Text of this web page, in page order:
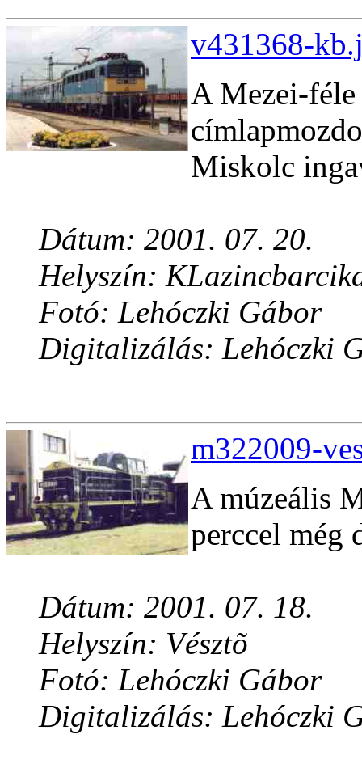
v431368-
A Mezei-
Miskolc
Dátum: 2001. 07. 20.
Helyszín:
Fotó: Lehóczki Gábor
Digitalizálás: Lehóczki
m322009-
A múzeális
perccel
Dátum: 2001. 07. 18.
Helyszín: Vésztõ
Fotó: Lehóczki Gábor
Digitalizálás: Lehóczki